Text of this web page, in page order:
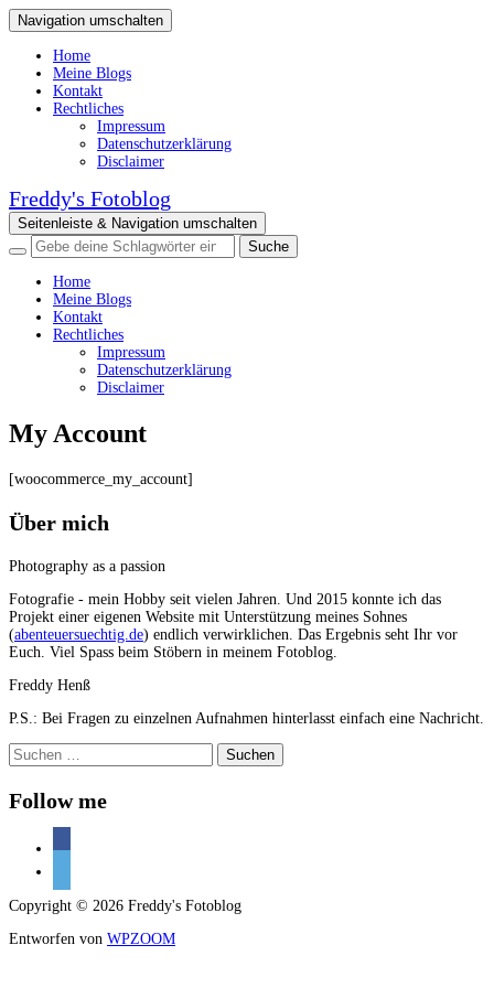
Navigation umschalten
Home
Meine Blogs
Kontakt
Rechtliches
Impressum
Datenschutzerklärung
Disclaimer
Freddy's Fotoblog
Seitenleiste & Navigation umschalten
Home
Meine Blogs
Kontakt
Rechtliches
Impressum
Datenschutzerklärung
Disclaimer
My Account
[woocommerce_my_account]
Über mich
Photography as a passion
Fotografie - mein Hobby seit vielen Jahren. Und 2015 konnte ich das
Projekt einer eigenen Website mit Unterstützung meines Sohnes
(abenteuersuechtig.de) endlich verwirklichen. Das Ergebnis seht Ihr vor
Euch. Viel Spass beim Stöbern in meinem Fotoblog.
Freddy Henß
P.S.: Bei Fragen zu einzelnen Aufnahmen hinterlasst einfach eine Nachricht.
Suchen
nach:
Follow me
Copyright © 2026 Freddy's Fotoblog
Entworfen von WPZOOM